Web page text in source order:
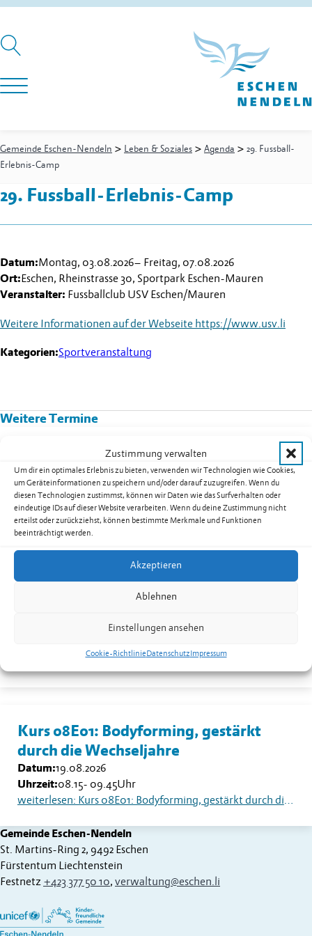
Zustimmung verwalten
Um dir ein optimales Erlebnis zu bieten, verwenden wir Technologien wie Cookies,
um Geräteinformationen zu speichern und/oder darauf zuzugreifen. Wenn du
diesen Technologien zustimmst, können wir Daten wie das Surfverhalten oder
eindeutige IDs auf dieser Website verarbeiten. Wenn du deine Zustimmung nicht
erteilst oder zurückziehst, können bestimmte Merkmale und Funktionen
beeinträchtigt werden.
Akzeptieren
Ablehnen
Einstellungen ansehen
Cookie-RichtlinieDatenschutzImpressum
Gemeinde Eschen-Nendeln > Leben & Soziales > Agenda > 29. Fussball-
Erlebnis-Camp
29. Fussball-Erlebnis-Camp
Datum:Montag, 03.08.2026– Freitag, 07.08.2026
Ort:Eschen, Rheinstrasse 30, Sportpark Eschen-Mauren
Veranstalter: Fussballclub USV Eschen/Mauren
Weitere Informationen auf der Webseite https://www.usv.li
Kategorien:Sportveranstaltung
Weitere Termine
Kurs 08B02: Yoga für Männer in
Nendeln
Datum:17.08.2026
Uhrzeit:19.30-20.30Uhr
weiterlesen: Kurs 08B02: Yoga für Männer in Nendeln
Seniorentreff Eschen-Nendeln:
Kurs 08E01: Bodyforming, gestärkt
durch die Wechseljahre
Datum:19.08.2026
Uhrzeit:08.15- 09.45Uhr
weiterlesen: Kurs 08E01: Bodyforming, gestärkt durch die Wechseljahre
Gemeinde Eschen-Nendeln
St. Martins-Ring 2, 9492 Eschen
Fürstentum Liechtenstein
Festnetz +423 377 50 10, verwaltung@eschen.li